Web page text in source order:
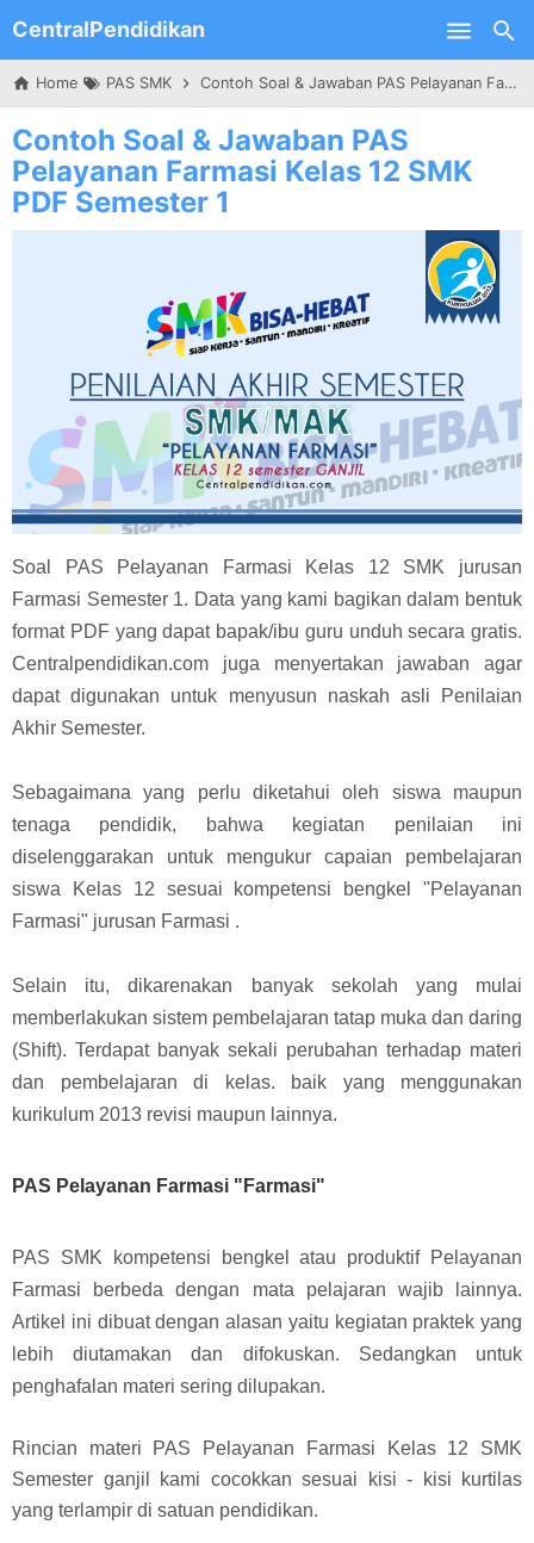
Skip to main content
CentralPendidikan
Home PAS SMK Contoh Soal & Jawaban PAS Pelayanan Farmasi Kelas 12 SMK PDF Semester 1
Contoh Soal & Jawaban PAS
Pelayanan Farmasi Kelas 12 SMK
PDF Semester 1
Soal PAS Pelayanan Farmasi Kelas 12 SMK jurusan
Farmasi Semester 1. Data yang kami bagikan dalam bentuk
format PDF yang dapat bapak/ibu guru unduh secara gratis.
Centralpendidikan.com juga menyertakan jawaban agar
dapat digunakan untuk menyusun naskah asli Penilaian
Akhir Semester.
Sebagaimana yang perlu diketahui oleh siswa maupun
tenaga pendidik, bahwa kegiatan penilaian ini
diselenggarakan untuk mengukur capaian pembelajaran
siswa Kelas 12 sesuai kompetensi bengkel "Pelayanan
Farmasi" jurusan Farmasi .
Selain itu, dikarenakan banyak sekolah yang mulai
memberlakukan sistem pembelajaran tatap muka dan daring
(Shift). Terdapat banyak sekali perubahan terhadap materi
dan pembelajaran di kelas. baik yang menggunakan
kurikulum 2013 revisi maupun lainnya.
PAS Pelayanan Farmasi "Farmasi"
PAS SMK kompetensi bengkel atau produktif Pelayanan
Farmasi berbeda dengan mata pelajaran wajib lainnya.
Artikel ini dibuat dengan alasan yaitu kegiatan praktek yang
lebih diutamakan dan difokuskan. Sedangkan untuk
penghafalan materi sering dilupakan.
Rincian materi PAS Pelayanan Farmasi Kelas 12 SMK
Semester ganjil kami cocokkan sesuai kisi - kisi kurtilas
yang terlampir di satuan pendidikan.